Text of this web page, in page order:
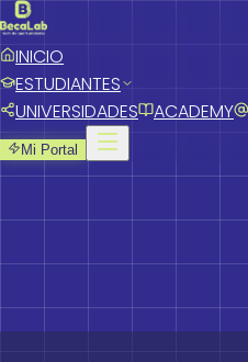
INICIO
ESTUDIANTES
UNIVERSIDADES
ACADEMY
Mi Portal